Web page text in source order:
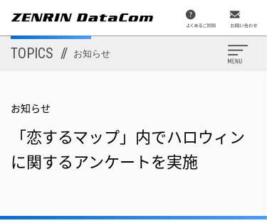
イ
コ
ンTOPICS // お知らせ
お知らせ
「恋するマップ」内でハロウィン
に関するアンケートを実施